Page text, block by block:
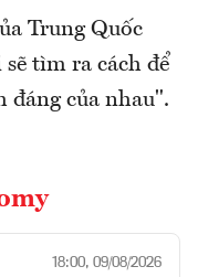
Trung Quốc
tìm ra cách để
đáng của nhau".
18:00, 09/08/2026